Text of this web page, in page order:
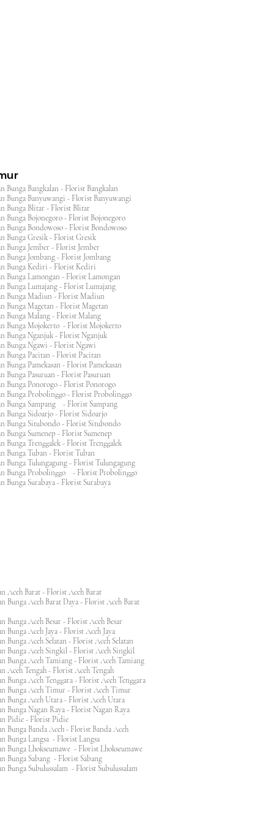
Bunga Bangkalan - Florist Bangkalan
Bunga Banyuwangi - Florist Banyuwangi
Bunga Blitar - Florist Blitar
Bunga Bojonegoro - Florist Bojonegoro
Bunga Bondowoso - Florist Bondowoso
Bunga Gresik - Florist Gresik
Bunga Jember - Florist Jember
Bunga Jombang - Florist Jombang
Bunga Kediri - Florist Kediri
Bunga Lamongan - Florist Lamongan
Bunga Lumajang - Florist Lumajang
Bunga Madiun - Florist Madiun
Bunga Magetan - Florist Magetan
Bunga Malang - Florist Malang
Bunga Mojokerto - Florist Mojokerto
Bunga Nganjuk - Florist Nganjuk
Bunga Ngawi - Florist Ngawi
Bunga Pacitan - Florist Pacitan
Bunga Pamekasan - Florist Pamekasan
Bunga Pasuruan - Florist Pasuruan
Bunga Ponorogo - Florist Ponorogo
Bunga Probolinggo - Florist Probolinggo
Bunga Sampang - Florist Sampang
Bunga Sidoarjo - Florist Sidoarjo
Bunga Situbondo - Florist Situbondo
Bunga Sumenep - Florist Sumenep
Bunga Trenggalek - Florist Trenggalek
Bunga Tuban - Florist Tuban
Bunga Tulungagung - Florist Tulungagung
Bunga Probolinggo - Florist Probolinggo
Bunga Surabaya - Florist Surabaya
Aceh Barat - Florist Aceh Barat
Bunga Aceh Barat Daya - Florist Aceh Barat
Bunga Aceh Besar - Florist Aceh Besar
Bunga Aceh Jaya - Florist Aceh Jaya
Bunga Aceh Selatan - Florist Aceh Selatan
Bunga Aceh Singkil - Florist Aceh Singkil
Bunga Aceh Tamiang - Florist Aceh Tamiang
Aceh Tengah - Florist Aceh Tengah
Bunga Aceh Tenggara - Florist Aceh Tenggara
Bunga Aceh Timur - Florist Aceh Timur
Bunga Aceh Utara - Florist Aceh Utara
Bunga Nagan Raya - Florist Nagan Raya
Pidie - Florist Pidie
Bunga Banda Aceh - Florist Banda Aceh
Bunga Langsa - Florist Langsa
Bunga Lhokseumawe - Florist Lhokseumawe
Bunga Sabang - Florist Sabang
Bunga Subulussalam - Florist Subulussalam